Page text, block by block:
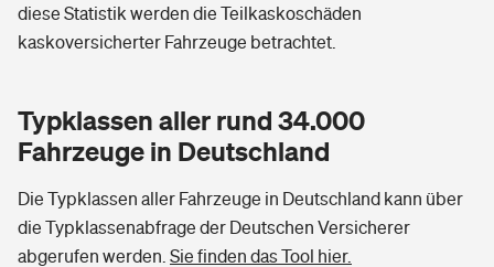
diese Statistik werden die Teilkaskoschäden
kaskoversicherter Fahrzeuge betrachtet.
Typklassen aller rund 34.000
Fahrzeuge in Deutschland
Die Typklassen aller Fahrzeuge in Deutschland kann über
die Typklassenabfrage der Deutschen Versicherer
abgerufen werden. Sie finden das Tool hier.